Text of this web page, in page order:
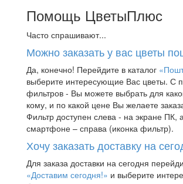
Помощь ЦветыПлюс
Часто спрашивают...
Можно заказать у вас цветы
Да, конечно! Перейдите в каталог
выберите интересующие Вас цветы. С
фильтров - Вы можете выбрать для
кому, и по какой цене Вы желаете
Фильтр доступен слева - на экране ПК,
смартфоне – справа (иконка фильтр).
Хочу заказать доставку на
Для заказа доставки на сегодня
«Доставим сегодня!» и выберите